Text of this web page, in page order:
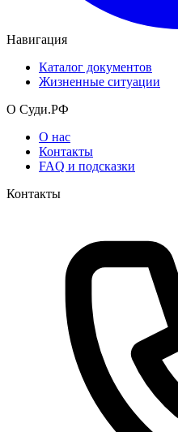
Навигация
Каталог документов
Жизненные ситуации
О Суди.РФ
О нас
Контакты
FAQ и подсказки
Контакты